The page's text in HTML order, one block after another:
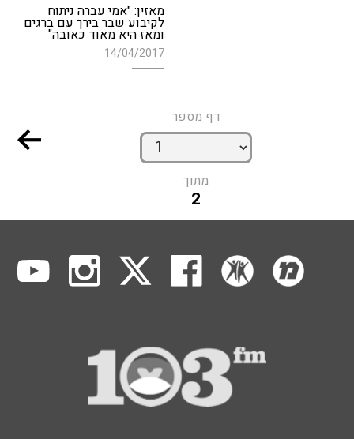
מאזין: "אמי עברה ניתוח
לקיבוע שבר בירך עם ברגים
ומאז היא מאוד כאובה"
14/04/2017
דף מספר
מתוך
2